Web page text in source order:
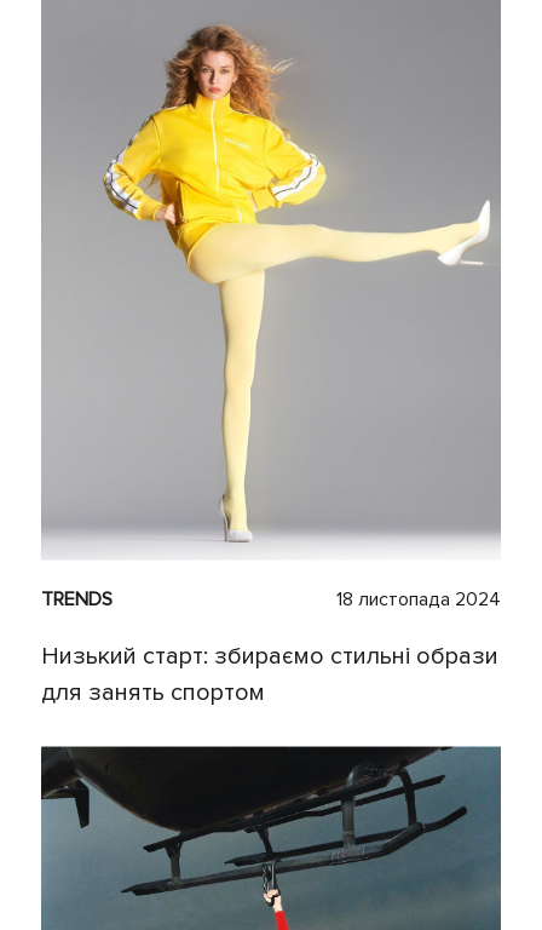
TRENDS 18 листопада 2024
Низький старт: збираємо стильні образи
для занять спортом